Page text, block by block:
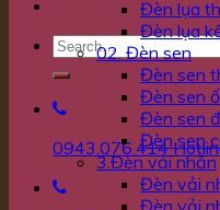
0943.076.414
Đèn lụa
Đèn lụa
02. Đèn sen
Đèn sen
Đèn sen
Đèn sen
Đèn sen
3.Đèn vải nhăn
Đèn vải
Đèn vải